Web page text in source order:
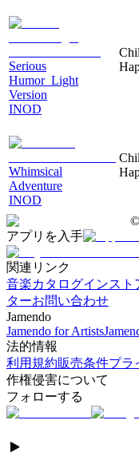
Serious
Humor_Light
Version
INOD
Whimsical
Adventure
INOD
©
アプリを入手
関連リンク
音楽カタログインスト
ターお問い合わせ
Jamendo
Jamendo for Artists
法的情報
利用規約販売条件プラ
作権侵害について
フォローする